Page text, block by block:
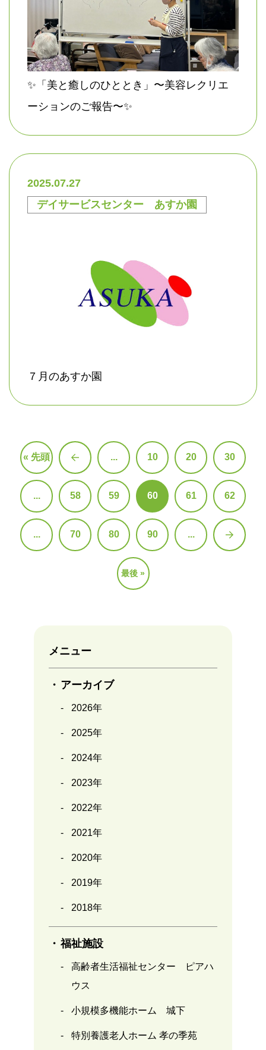
メニュー
アーカイブ
2026年
2025年
2024年
2023年
2022年
2021年
2020年
2019年
2018年
福祉施設
高齢者生活福祉センター ピアハ
ウス
小規模多機能ホーム 城下
特別養護老人ホーム 孝の季苑
✨「美と癒しのひととき」〜美容レクリエ
ーションのご報告〜✨
2025.07.27
デイサービスセンター あすか園
７月のあすか園
« 先頭
«
... 10 20 30
... 58 59 60 61 62
... 70 80 90 ...
最後 »